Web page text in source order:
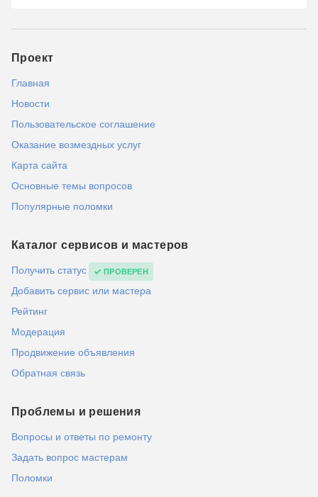
Проект
Главная
Новости
Пользовательское соглашение
Оказание возмездных услуг
Карта сайта
Основные темы вопросов
Популярные поломки
Каталог сервисов и мастеров
Получить статус ПРОВЕРЕН
Добавить сервис или мастера
Рейтинг
Модерация
Продвижение объявления
Обратная связь
Проблемы и решения
Вопросы и ответы по ремонту
Задать вопрос мастерам
Поломки